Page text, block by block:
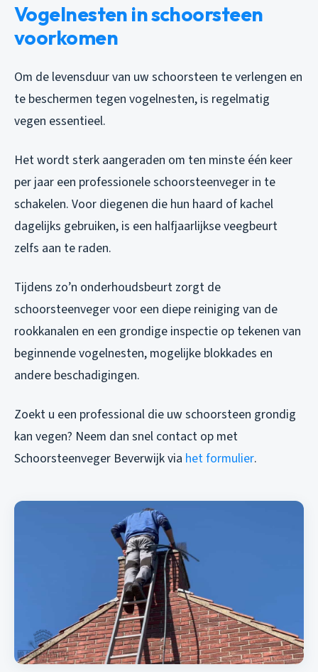
Vogelnesten in schoorsteen
voorkomen
Om de levensduur van uw schoorsteen te verlengen en
te beschermen tegen vogelnesten, is regelmatig
vegen essentieel.
Het wordt sterk aangeraden om ten minste één keer
per jaar een professionele schoorsteenveger in te
schakelen. Voor diegenen die hun haard of kachel
dagelijks gebruiken, is een halfjaarlijkse veegbeurt
zelfs aan te raden.
Tijdens zo’n onderhoudsbeurt zorgt de
schoorsteenveger voor een diepe reiniging van de
rookkanalen en een grondige inspectie op tekenen van
beginnende vogelnesten, mogelijke blokkades en
andere beschadigingen.
Zoekt u een professional die uw schoorsteen grondig
kan vegen? Neem dan snel contact op met
Schoorsteenveger Beverwijk via het formulier.